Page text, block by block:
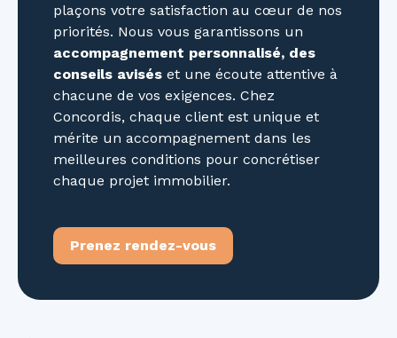
plaçons votre satisfaction au cœur de nos
priorités. Nous vous garantissons un
accompagnement personnalisé, des
conseils avisés et une écoute attentive à
chacune de vos exigences. Chez
Concordis, chaque client est unique et
mérite un accompagnement dans les
meilleures conditions pour concrétiser
chaque projet immobilier.
Prenez rendez-vous